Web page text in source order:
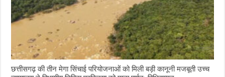
छत्तीसगढ़ की तीन मेगा सिंचाई परियोजनाओं को मिली बड़ी कानूनी मजबूती उच्च